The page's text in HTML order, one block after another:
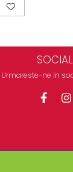
SOCIAL
Urmareste-ne in